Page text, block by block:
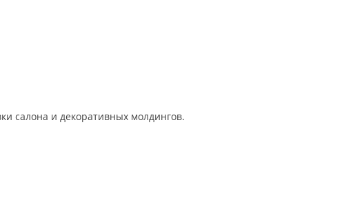
салона и декоративных молдингов.